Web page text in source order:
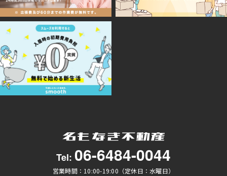
Tel: 06-6484-0044
営業時間：10:00-19:00（定休日：水曜日）